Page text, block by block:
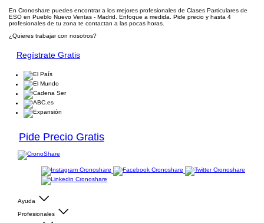
En Cronoshare puedes encontrar a los mejores profesionales de Clases Particulares de
ESO en Pueblo Nuevo Ventas - Madrid. Enfoque a medida. Pide precio y hasta 4
profesionales de tu zona te contactan a las pocas horas.
¿Quieres trabajar con nosotros?
Regístrate Gratis
Pide Precio Gratis
Ayuda
Profesionales